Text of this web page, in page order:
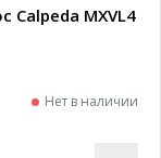
Calpeda MXVL4
Нет в наличии